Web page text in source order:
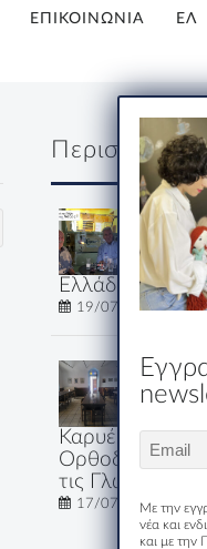
ΕΠΙΚΟΙΝΩΝΙΑ ΕΛ
Περισσότερα
Δύο
ουζάκι
Ελλάδα
19/07/2026
Καρυές: Εκεί
Ορθοδοξία
τις Γλώσσες
17/07/2026Με την
νέα και
και με την